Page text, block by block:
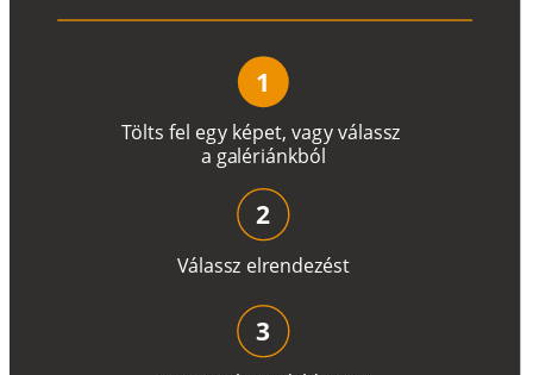
Tölts fel egy képet, vagyválassz
a galériánkból
1
Válassz elrendezést
2
3